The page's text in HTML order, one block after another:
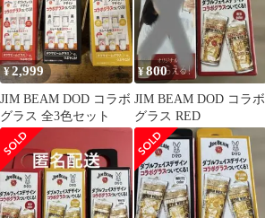
¥2,999
JIM BEAM DOD コラボ
グラス 全3色セット
¥800
JIM BEAM DOD コラボ
グラス RED